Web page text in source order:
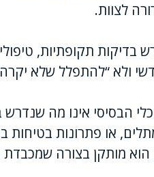
לצוות.
בדיקות תקופתיות,
ולא “להתפלל שלא
הבסיסי אינו מה שנדרש
או פתרונות
מותקן בצורה שמכבדת